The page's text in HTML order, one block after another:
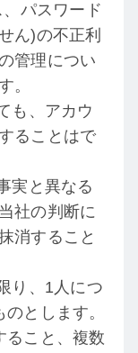
パスワード
ん)の不正利
管理につい
。
も、アカウ
ることはで
実と異なる
社の判断に
消すること
り、1人につ
とします。
ること、複数